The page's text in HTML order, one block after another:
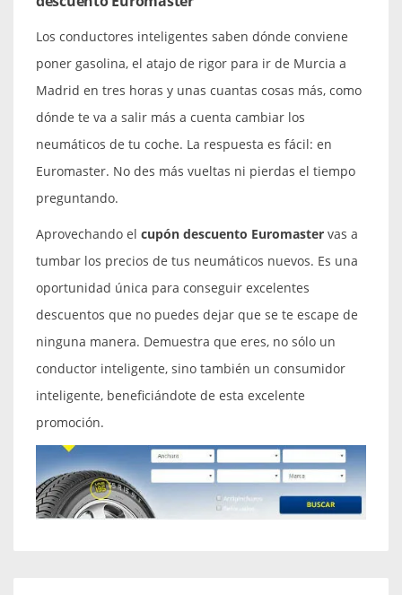
Los conductores inteligentes saben dónde conviene
poner gasolina, el atajo de rigor para ir de Murcia a
Madrid en tres horas y unas cuantas cosas más, como
dónde te va a salir más a cuenta cambiar los
neumáticos de tu coche. La respuesta es fácil: en
Euromaster. No des más vueltas ni pierdas el tiempo
preguntando.
Aprovechando el cupón descuento Euromaster vas a
tumbar los precios de tus neumáticos nuevos. Es una
oportunidad única para conseguir excelentes
descuentos que no puedes dejar que se te escape de
ninguna manera. Demuestra que eres, no sólo un
conductor inteligente, sino también un consumidor
inteligente, beneficiándote de esta excelente
promoción.